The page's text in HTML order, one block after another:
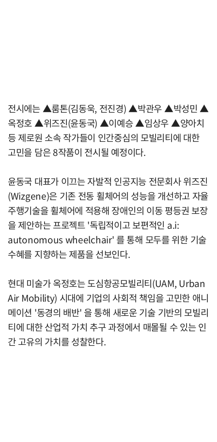
전시에는 ▲룸톤(김동욱, 전진경) ▲박관우 ▲박성민 ▲
옥정호 ▲위즈진(윤동국) ▲이예승 ▲임상우 ▲양아치
등 제로원 소속 작가들이 인간중심의 모빌리티에 대한
고민을 담은 8작품이 전시될 예정이다.
윤동국 대표가 이끄는 자발적 인공지능 전문회사 위즈진
(Wizgene)은 기존 전동 휠체어의 성능을 개선하고 자율
주행기술을 휠체어에 적용해 장애인의 이동 평등권 보장
을 제안하는 프로젝트 '독립적이고 보편적인 a.i:
autonomous wheelchair' 를 통해 모두를 위한 기술
수혜를 지향하는 제품을 선보인다.
현대 미술가 옥정호는 도심항공모빌리티(UAM, Urban
Air Mobility) 시대에 기업의 사회적 책임을 고민한 애니
메이션 '동경의 배반' 을 통해 새로운 기술 기반의 모빌리
티에 대한 산업적 가치 추구 과정에서 매몰될 수 있는 인
간 고유의 가치를 성찰한다.